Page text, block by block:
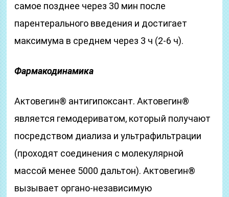
самое позднее через 30 мин после
парентерального введения и достигает
максимума в среднем через 3 ч (2-6 ч).
Фармакодинамика
Актовегин® антигипоксант. Актовегин®
является гемодериватом, который получают
посредством диализа и ультрафильтрации
(проходят соединения с молекулярной
массой менее 5000 дальтон). Актовегин®
вызывает органо-независимую